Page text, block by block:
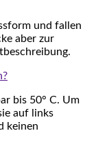
und fallen
aber zur
bis 50° C. Um
auf links
keinen